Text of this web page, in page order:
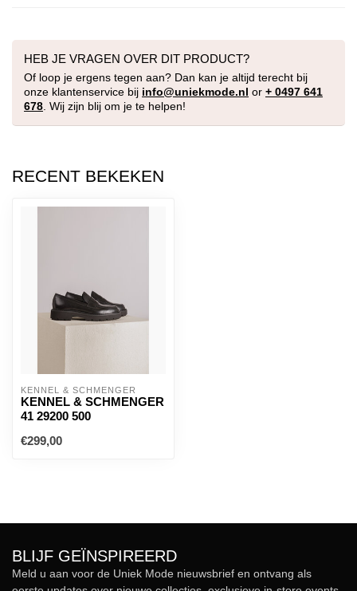
HEB JE VRAGEN OVER DIT PRODUCT?
Of loop je ergens tegen aan? Dan kan je altijd terecht bij
onze klantenservice bij info@uniekmode.nl or + 0497 641
678. Wij zijn blij om je te helpen!
RECENT BEKEKEN
KENNEL & SCHMENGER
KENNEL & SCHMENGER
41 29200 500
€299,00
BLIJF GEÏNSPIREERD
Meld u aan voor de Uniek Mode nieuwsbrief en ontvang als